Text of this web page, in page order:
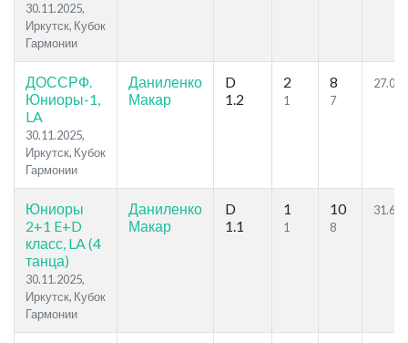
30.11.2025,
Иркутск, Кубок
Гармонии
ДОССРФ.
Юниоры-1,
LA
30.11.2025,
Иркутск, Кубок
Гармонии
Даниленко
Макар
D
1.2
2
1
8
7
27.04
Юниоры
2+1 E+D
класс, LA (4
танца)
30.11.2025,
Иркутск, Кубок
Гармонии
Даниленко
Макар
D
1.1
1
1
10
8
31.62